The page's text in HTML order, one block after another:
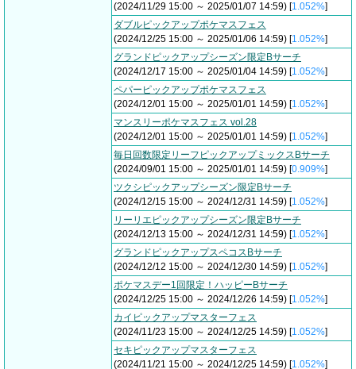
(2024/11/29 15:00 ～ 2025/01/07 14:59) [1.052%]
ダブルピックアップポケマスフェス
(2024/12/25 15:00 ～ 2025/01/06 14:59) [1.052%]
グランドピックアップシーズン限定Bサーチ
(2024/12/17 15:00 ～ 2025/01/04 14:59) [1.052%]
ペパーピックアップポケマスフェス
(2024/12/01 15:00 ～ 2025/01/01 14:59) [1.052%]
マンスリーポケマスフェス vol.28
(2024/12/01 15:00 ～ 2025/01/01 14:59) [1.052%]
毎日回数限定リーフピックアップミックスBサーチ
(2024/09/01 15:00 ～ 2025/01/01 14:59) [0.909%]
ツクシピックアップシーズン限定Bサーチ
(2024/12/15 15:00 ～ 2024/12/31 14:59) [1.052%]
リーリエピックアップシーズン限定Bサーチ
(2024/12/13 15:00 ～ 2024/12/31 14:59) [1.052%]
グランドピックアップスペコスBサーチ
(2024/12/12 15:00 ～ 2024/12/30 14:59) [1.052%]
ポケマスデー1回限定！ハッピーBサーチ
(2024/12/25 15:00 ～ 2024/12/26 14:59) [1.052%]
カイピックアップマスターフェス
(2024/11/23 15:00 ～ 2024/12/25 14:59) [1.052%]
セキピックアップマスターフェス
(2024/11/21 15:00 ～ 2024/12/25 14:59) [1.052%]